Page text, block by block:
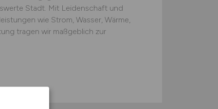
Stadt. Mit Leidenschaft und
wie Strom, Wasser, Wärme,
tragen wir maßgeblich zur